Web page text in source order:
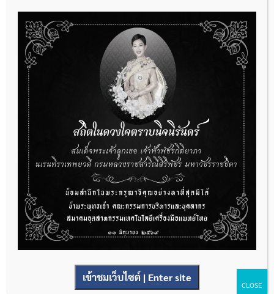
31 กรกฎาคม 2026
การเตรียมเอกสารผู้ประกอบการที่ต้องการยื่นคำขอจดทะเบียนสถาน
ประกอบการผลิตเครื่องมือแพทย์ (รายใหม่)
22 กรกฎาคม 2026
ผู้ประกอบการผลิต และ นักวิจัย ที่ต้องการขึ้นทะเบียนเครื่องมือแพทย์
ต้องทำอย่างไรบ้าง
22 กรกฎาคม 2026
กองควบคุมเครื่องมือแพทย์ เปิดรับฟังความคิดเห็นหลักการยกร่าง
กฎหมาย จำนวน 3 ฉบับ ผ่านระบบกลางทางกฎหมาย
เข้าชมเว็บไซต์ | Enter site
CLOSE